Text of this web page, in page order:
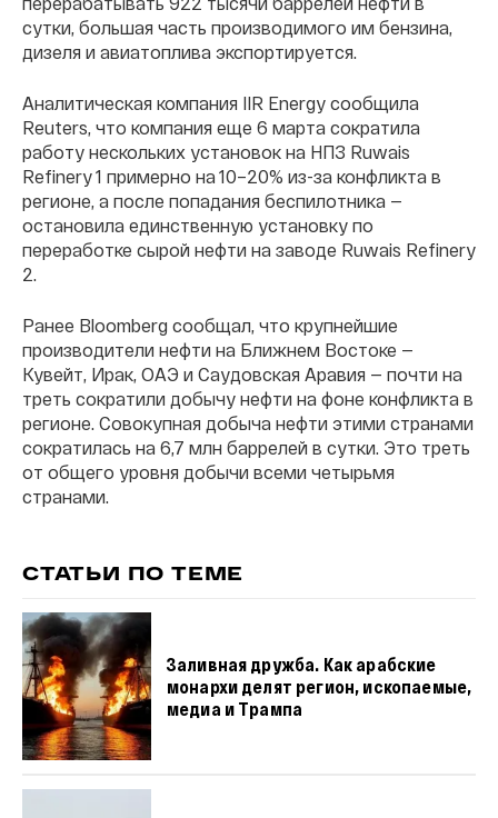
сутки, большая часть производимого им бензина,
дизеля и авиатоплива экспортируется.
Аналитическая компания IIR Energy сообщила
Reuters, что компания еще 6 марта сократила
работу нескольких установок на НПЗ Ruwais
Refinery 1 примерно на 10–20% из-за конфликта в
регионе, а после попадания беспилотника —
остановила единственную установку по
переработке сырой нефти на заводе Ruwais Refinery
2.
Ранее Bloomberg сообщал, что крупнейшие
производители нефти на Ближнем Востоке —
Кувейт, Ирак, ОАЭ и Саудовская Аравия — почти на
треть сократили добычу нефти на фоне конфликта в
регионе. Совокупная добыча нефти этими странами
сократилась на 6,7 млн баррелей в сутки. Это треть
от общего уровня добычи всеми четырьмя
странами.
СТАТЬИ ПО ТЕМЕ
Заливная дружба. Как арабские
монархи делят регион, ископаемые,
медиа и Трампа